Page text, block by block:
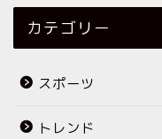
カテゴリー
スポーツ
トレンド